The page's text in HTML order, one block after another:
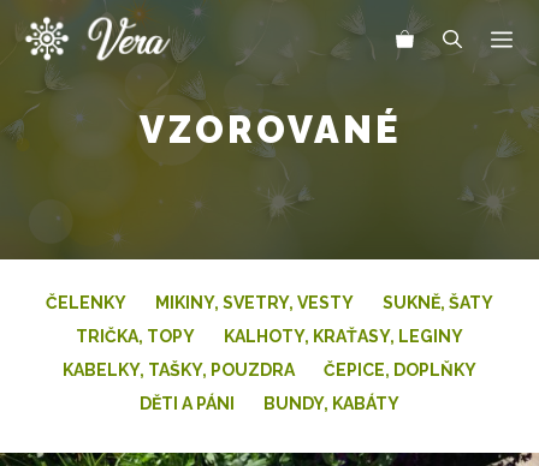
Přeskočit
obsah
VZOROVANÉ
ČELENKY MIKINY, SVETRY, VESTY
SUKNĚ, ŠATY
TRIČKA, TOPY
KALHOTY, KRAŤASY, LEGINY
KABELKY, TAŠKY, POUZDRA
ČEPICE, DOPLŇKY
DĚTI A PÁNI
BUNDY, KABÁTY